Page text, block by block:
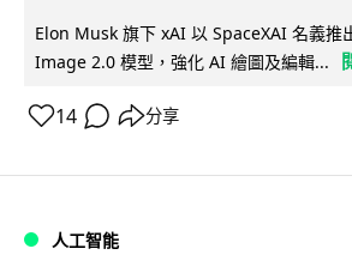
Elon Musk 旗下 xAI 以 SpaceXAI 名義
Image 2.0 模型，強化 AI 繪圖及編輯...
14 分享
人工智能